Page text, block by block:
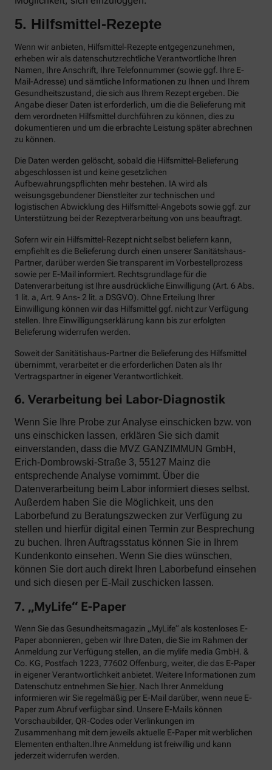
5. Hilfsmittel-Rezepte
Wenn wir anbieten, Hilfsmittel-Rezepte entgegenzunehmen,
erheben wir als datenschutzrechtliche Verantwortliche Ihren
Namen, Ihre Anschrift, Ihre Telefonnummer (sowie ggf. Ihre E-
Mail-Adresse) und sämtliche Informationen zu Ihnen und Ihrem
Gesundheitszustand, die sich aus Ihrem Rezept ergeben. Die
Angabe dieser Daten ist erforderlich, um die die Belieferung mit
dem verordneten Hilfsmittel durchführen zu können, dies zu
dokumentieren und um die erbrachte Leistung später abrechnen
zu können.
Die Daten werden gelöscht, sobald die Hilfsmittel-Belieferung
abgeschlossen ist und keine gesetzlichen
Aufbewahrungspflichten mehr bestehen. IA wird als
weisungsgebundener Dienstleiter zur technischen und
logistischen Abwicklung des Hilfsmittel-Angebots sowie ggf. zur
Unterstützung bei der Rezeptverarbeitung von uns beauftragt.
Sofern wir ein Hilfsmittel-Rezept nicht selbst beliefern kann,
empfiehlt es die Belieferung durch einen unserer Sanitätshaus-
Partner, darüber werden Sie transparent im Vorbestellprozess
sowie per E-Mail informiert. Rechtsgrundlage für die
Datenverarbeitung ist Ihre ausdrückliche Einwilligung (Art. 6 Abs.
1 lit. a, Art. 9 Ans- 2 lit. a DSGVO). Ohne Erteilung Ihrer
Einwilligung können wir das Hilfsmittel ggf. nicht zur Verfügung
stellen. Ihre Einwilligungserklärung kann bis zur erfolgten
Belieferung widerrufen werden.
Soweit der Sanitätishaus-Partner die Belieferung des Hilfsmittel
übernimmt, verarbeitet er die erforderlichen Daten als Ihr
Vertragspartner in eigener Verantwortlichkeit.
6. Verarbeitung bei Labor-Diagnostik
Wenn Sie Ihre Probe zur Analyse einschicken bzw. von
uns einschicken lassen, erklären Sie sich damit
einverstanden, dass die MVZ GANZIMMUN GmbH,
Erich-Dombrowski-Straße 3, 55127 Mainz die
entsprechende Analyse vornimmt. Über die
Datenverarbeitung beim Labor informiert dieses selbst.
Außerdem haben Sie die Möglichkeit, uns den
Laborbefund zu Beratungszwecken zur Verfügung zu
stellen und hierfür digital einen Termin zur Besprechung
zu buchen. Ihren Auftragsstatus können Sie in Ihrem
Kundenkonto einsehen. Wenn Sie dies wünschen,
können Sie dort auch direkt Ihren Laborbefund einsehen
und sich diesen per E-Mail zuschicken lassen.
7. „MyLife“ E-Paper
Wenn Sie das Gesundheitsmagazin „MyLife“ als kostenloses E-
Paper abonnieren, geben wir Ihre Daten, die Sie im Rahmen der
Anmeldung zur Verfügung stellen, an die mylife media GmbH. &
Co. KG, Postfach 1223, 77602 Offenburg, weiter, die das E-Paper
in eigener Verantwortlichkeit anbietet. Weitere Informationen zum
Datenschutz entnehmen Sie hier . Nach Ihrer Anmeldung
informieren wir Sie regelmäßig per E-Mail darüber, wenn neue E-
Paper zum Abruf verfügbar sind. Unsere E-Mails können
Vorschaubilder, QR-Codes oder Verlinkungen im
Zusammenhang mit dem jeweils aktuelle E-Paper mit werblichen
Elementen enthalten.Ihre Anmeldung ist freiwillig und kann
jederzeit widerrufen werden.